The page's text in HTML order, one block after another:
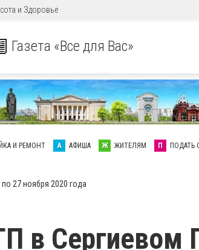
и Здоровье
Газета «Все для Вас»
И РЕМОНТ А АФИША Ж ЖИТЕЛЯМ П ПОДАТЬ
27 ноября 2020 года
в Сергиевом